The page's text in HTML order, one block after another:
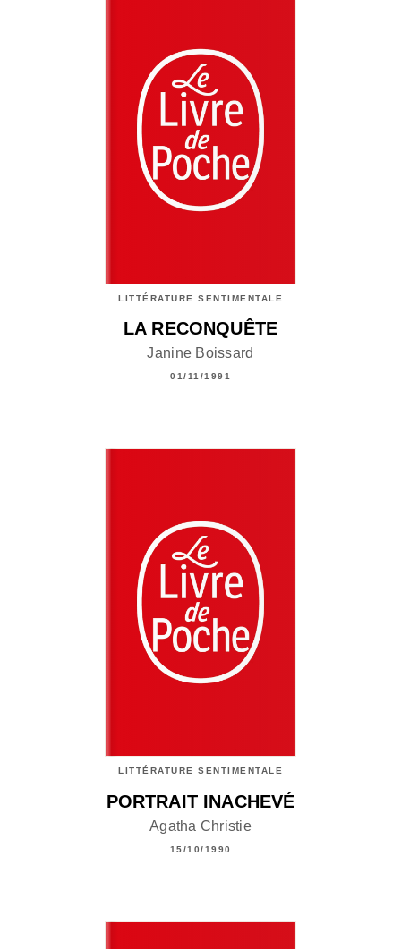
LITTÉRATURE SENTIMENTALE
LA RECONQUÊTE
Janine Boissard
01/11/1991
LITTÉRATURE SENTIMENTALE
PORTRAIT INACHEVÉ
Agatha Christie
15/10/1990